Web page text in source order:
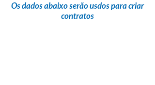
Os dados abaixo serão usdos para criar
contratos